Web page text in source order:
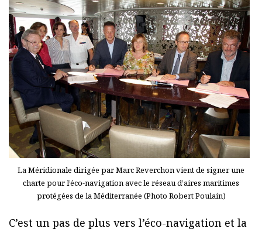
La Méridionale dirigée par Marc Reverchon vient de signer une
charte pour l’éco-navigation avec le réseau d’aires maritimes
protégées de la Méditerranée (Photo Robert Poulain)
C’est un pas de plus vers l’éco-navigation et la